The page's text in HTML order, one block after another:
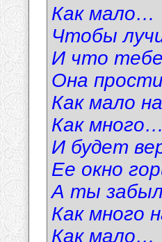
Как мало…
Чтобы
И что тебе
Она
Как мало
Как много…
И будет
Ее окно
А ты
Как много
Как мало…